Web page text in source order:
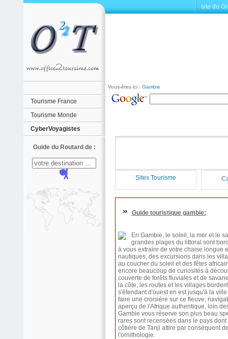
site du
Tourisme France
Tourisme Monde
CyberVoyagistes
Guide du Routard de :
Vous-êtes ici : Gambie
Sites Tourisme
Guide touristique gambie:
En Gambie, le soleil, la mer et le
grandes plages du littoral sont
à vous extraire de votre chaise longue
nautiques, des excursions dans les
au coucher du soleil et des fêtes
encore beaucoup de curiosités à
couverte de forêts fluviales et de
la côte, les routes et les villages
s'étendant d'ouest en est jusqu'à la
faire une croisière sur ce fleuve,
aperçu de l'Afrique authentique, loin
Gambie vous réserve son plus beau
rares sont recensées dans le pays
côtière de Tanji attire par conséquent
l'ornithologie.